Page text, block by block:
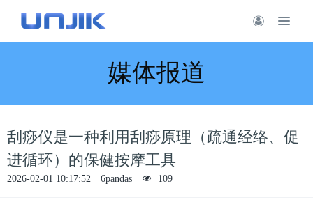
媒体报道
刮痧仪是一种利用刮痧原理（疏通经络、促
进循环）的保健按摩工具
2026-02-01 10:17:52 6pandas 109